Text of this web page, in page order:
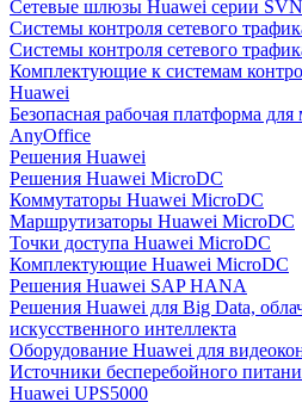
Сетевые шлюзы Huawei серии
Системы контроля сетевого
Системы контроля сетевого
Комплектующие к системам
Huawei
Безопасная рабочая платформа
AnyOffice
Решения Huawei
Решения Huawei MicroDC
Коммутаторы Huawei MicroDC
Маршрутизаторы Huawei MicroDC
Точки доступа Huawei MicroDC
Комплектующие Huawei MicroDC
Решения Huawei SAP HANA
Решения Huawei для Big Data,
искусственного интеллекта
Оборудование Huawei для
Источники бесперебойного
Huawei UPS5000